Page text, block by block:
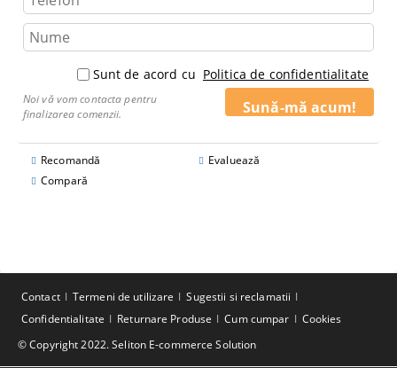
Sunt de acord cu Politica de confidentialitate
Noi vă vom contacta pentru
finalizarea comenzii.
Recomandă
Evaluează
Compară
© Copyright 2022. Seliton E-commerce Solution
Contact Termeni de utilizare
Sugestii si reclamatii
Confidentialitate
Returnare Produse Cum cumpar Cookies